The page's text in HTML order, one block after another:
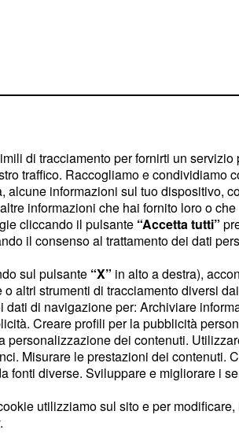
andare presto in
finali
sul pacchetto
che si è
destinato a
continuare il suo
questa stagione deve
acciacchi cui va
di tracciamento per fornirti un
traffico. Raccogliamo e condividiamo
informazioni sul tuo dispositivo,
informazioni che hai fornito loro o
cliccando il pulsante “Accetta tutti”
il consenso al trattamento dei dati
sul pulsante “X” in alto a destra),
altri strumenti di tracciamento diversi
dati di navigazione per: Archiviare
Creare profili per la pubblicità
personalizzazione dei contenuti.
Misurare le prestazioni dei contenuti.
fonti diverse. Sviluppare e migliorare i
utilizziamo sul sito e per
.